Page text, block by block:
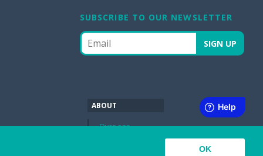
OK
SUBSCRIBE TO OUR NEWSLETTER
ABOUT
Over ons